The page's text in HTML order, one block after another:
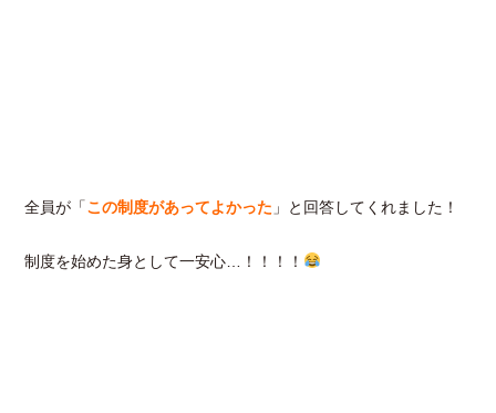
全員が「この制度があってよかった 」と回答してくれました！
制度を始めた身として一安心…！！！！